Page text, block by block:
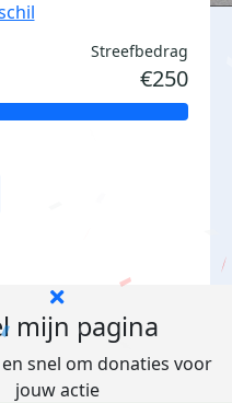
Streefbedrag
€250
mijn pagina
snel om donaties voor
jouw actie